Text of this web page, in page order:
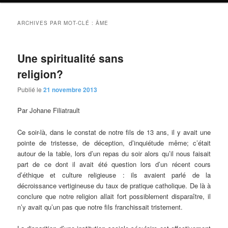
ARCHIVES PAR MOT-CLÉ :ÂME
Une spiritualité sans
religion?
Publié le21 novembre 2013
Par Johane Filiatrault
Ce soir-là, dans le constat de notre fils de 13 ans, il y avait une
pointe de tristesse, de déception, d’inquiétude même; c’était
autour de la table, lors d’un repas du soir alors qu’il nous faisait
part de ce dont il avait été question lors d’un récent cours
d’éthique et culture religieuse : ils avaient parlé de la
décroissance vertigineuse du taux de pratique catholique. De là à
conclure que notre religion allait fort possiblement disparaître, il
n’y avait qu’un pas que notre fils franchissait tristement.